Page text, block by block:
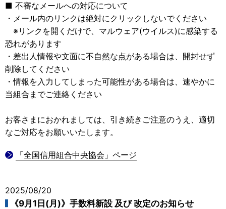
■ 不審なメールへの対応について
・メール内のリンクは絶対にクリックしないでください
※リンクを開くだけで、マルウェア(ウイルス)に感染する
恐れがあります
・差出人情報や文面に不自然な点がある場合は、開封せず
削除してください
・情報を入力してしまった可能性がある場合は、速やかに
当組合までご連絡ください
お客さまにおかれましては、引き続きご注意のうえ、適切
なご対応をお願いいたします。
「全国信用組合中央協会」ページ
2025/08/20
《9月1日(月)》手数料新設 及び 改定のお知らせ